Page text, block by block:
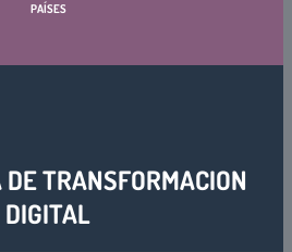
PAÍSES
TRANSFORMACION
DIGITAL